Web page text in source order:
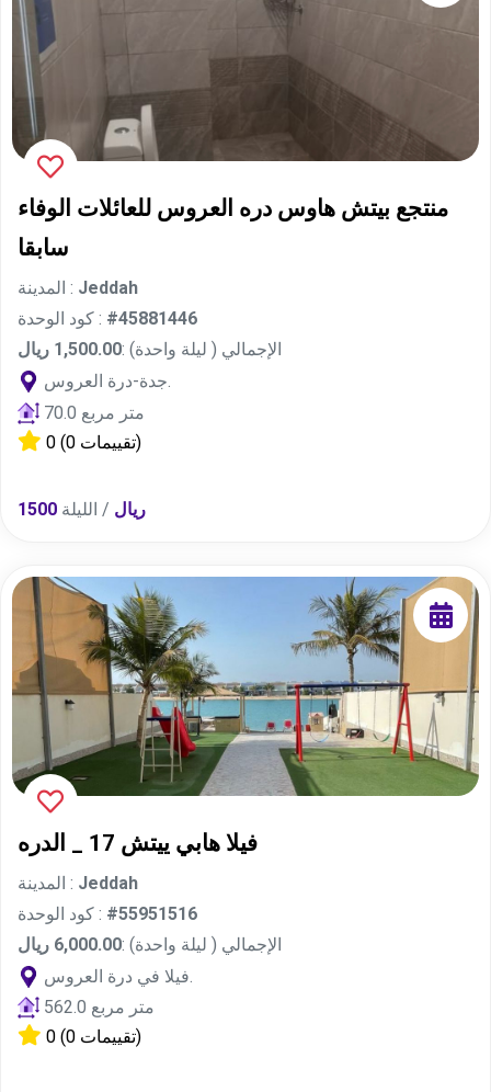
منتجع بيتش هاوس دره العروس للعائلات الوفاء
سابقا
المدينة : Jeddah
كود الوحدة : #45881446
الإجمالي ( ليلة واحدة) :1,500.00 ريال
جدة-درة العروس.
70.0 متر مربع
0
(0 تقييمات)
1500 ريال / الليلة
فيلا هابي ييتش 17 _ الدره
المدينة : Jeddah
كود الوحدة : #55951516
الإجمالي ( ليلة واحدة) :6,000.00 ريال
562.0 متر مربع
0
(0 تقييمات)